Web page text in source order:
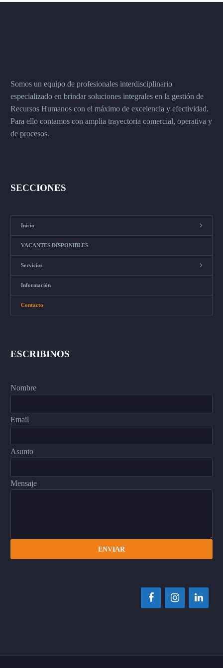
Somos un equipo de profesionales interdisciplinario
especializado en brindar soluciones integrales en la gestión de
Recursos Humanos con el máximo de excelencia y efectividad.
Para ello contamos con amplia trayectoria comercial, operativa y
de procesos.
SECCIONES
Inicio
VACANTES DISPONIBLES
Servicios
Información
Contacto
ESCRIBINOS
Nombre
Email
Asunto
Mensaje